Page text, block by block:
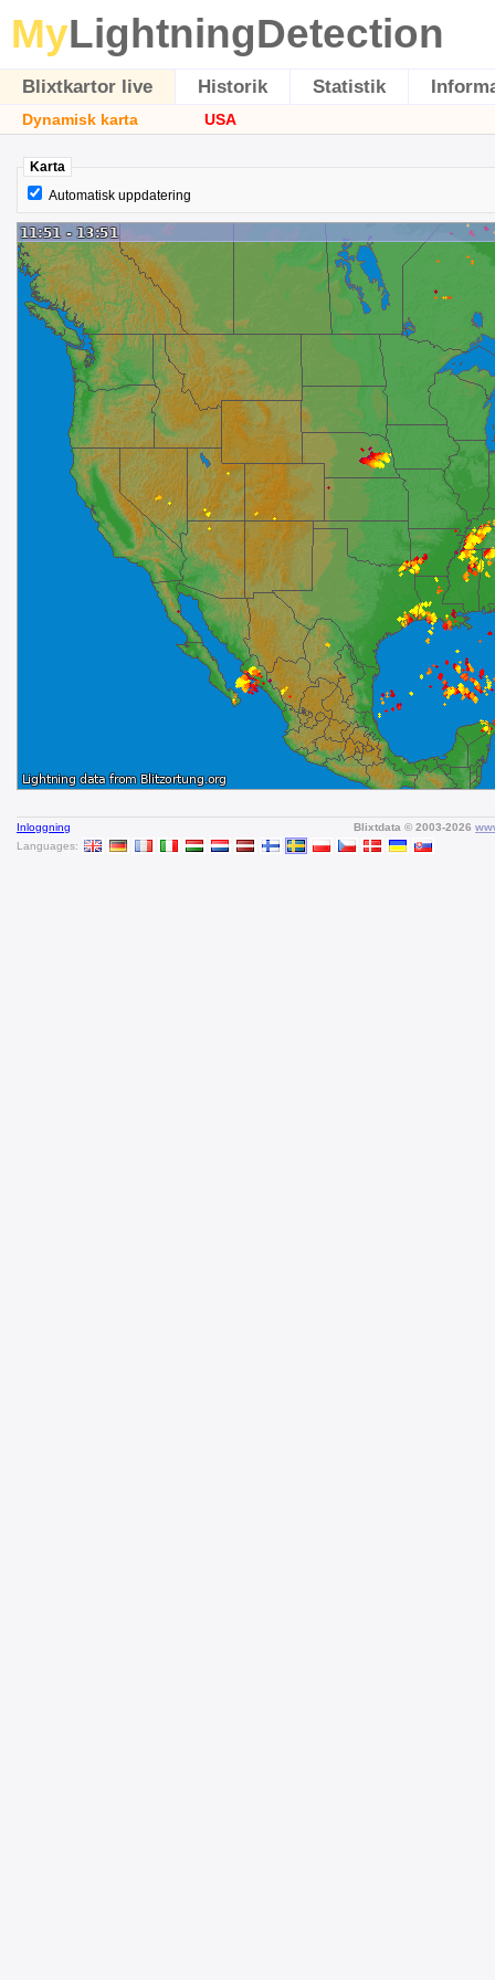
MyLightningDetection
Blixtkartor live Historik Statistik
Dynamisk karta USA
Karta
Automatisk uppdatering
Inloggning
Languages:
Blixtdata © 2003-2026